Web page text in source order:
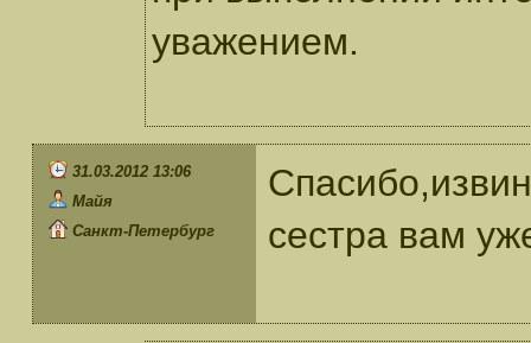
уважением.
31.03.2012 13:06
Майя
Санкт-Петербург
сестра вам